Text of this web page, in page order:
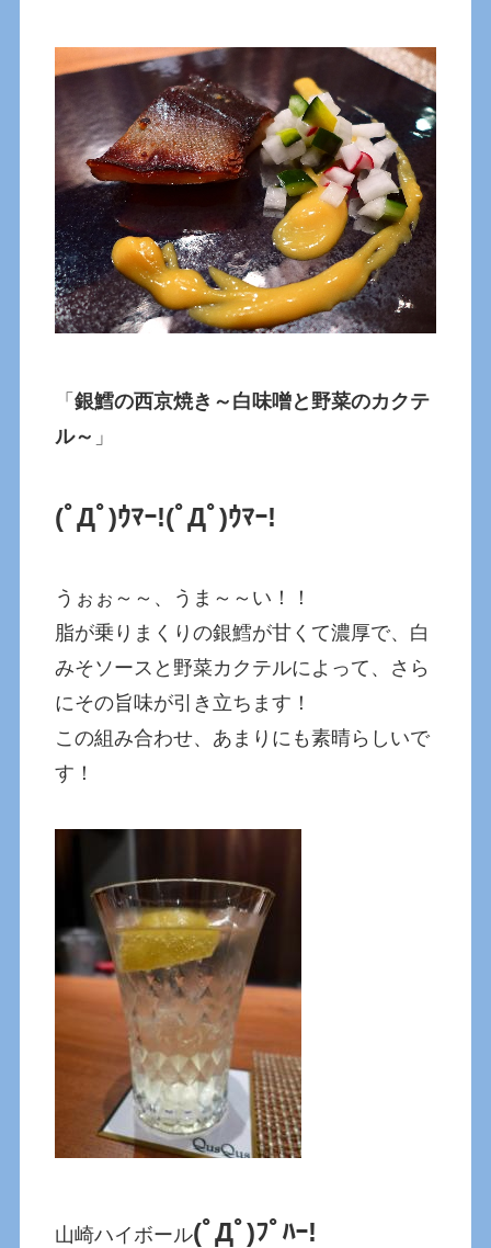
「銀鱈の西京焼き～白味噌と野菜のカクテ
ル～ 」
(ﾟДﾟ)ｳﾏｰ!(ﾟДﾟ)ｳﾏｰ!
うぉぉ～～、うま～～い！！
脂が乗りまくりの銀鱈が甘くて濃厚で、白
みそソースと野菜カクテルによって、さら
にその旨味が引き立ちます！
この組み合わせ、あまりにも素晴らしいで
す！
山崎ハイボール(ﾟДﾟ)ﾌﾟﾊｰ!